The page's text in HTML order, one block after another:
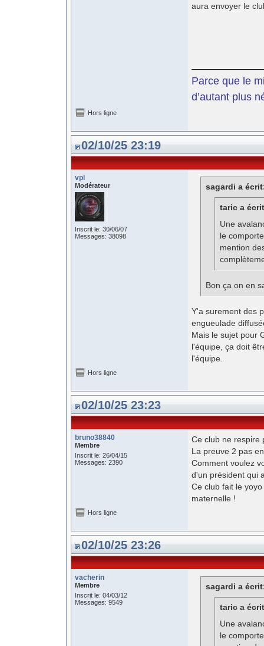
aura envoyer le
Parce que le
d’autant plus
Hors ligne
02/10/25 23:19
vpl
Modérateur
Inscrit le: 30/06/07
Messages: 38098
sagardi a
taric a
Une
le
mention
Bon ça on en
Y'a surement des
engueulade
Mais le sujet pour
l'équipe, ça doit
l'équipe.
Hors ligne
02/10/25 23:23
bruno38840
Membre
Inscrit le: 26/04/15
Messages: 2390
Ce club ne respire
La preuve 2 pas
Comment voulez
d'un président qui
Ce club fait le
maternelle !
Hors ligne
02/10/25 23:26
vacherin
Membre
Inscrit le: 04/03/12
Messages: 9549
sagardi a
taric a
Une
le